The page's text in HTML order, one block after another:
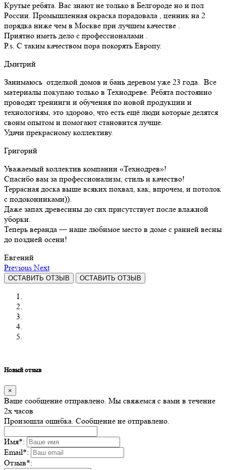
Крутые ребята. Вас знают не только в Белгороде но и пол
России. Промышленная окраска порадовала , ценник на 2
порядка ниже чем в Москве при лучшем качестве .
Приятно иметь дело с профессионалами .
Р.s. С таким качеством пора покорять Европу.
Дмитрий
Занимаюсь отделкой домов и бань деревом уже 23 года. Все
материалы покупаю только в Технодреве. Ребята постоянно
проводят тренинги и обучения по новой продукции и
технологиям, это здорово, что есть ещё люди которые делятся
своим опытом и помогают становится лучше.
Удачи прекрасному коллективу.
Григорий
Уважаемый коллектив компании «Технодрев»!
Спасибо вам за профессионализм, стиль и качество!
Террасная доска выше всяких похвал, как, впрочем, и потолок
с подоконниками)).
Даже запах древесины до сих присутствует после влажной
уборки.
Теперь веранда — наше любимое место в доме с ранней весны
до поздней осени!
Евгений
Previous Next
ОСТАВИТЬ ОТЗЫВ ОСТАВИТЬ ОТЗЫВ
Новый отзыв
×
Ваше сообщение отправлено. Мы свяжемся с вами в течение
2х часов
Произошла ошибка. Сообщение не отправлено.
Имя*:
Email*:
Отзыв*: